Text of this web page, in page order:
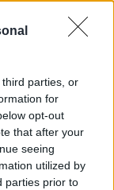
parties, or
for
opt-out
that after your
seeing
utilized by
parties prior to
pronto al